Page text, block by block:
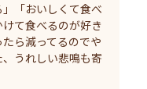
」「おいしくて食べ
て食べるのが好き
ら減ってるのでや
うれしい悲鳴も寄